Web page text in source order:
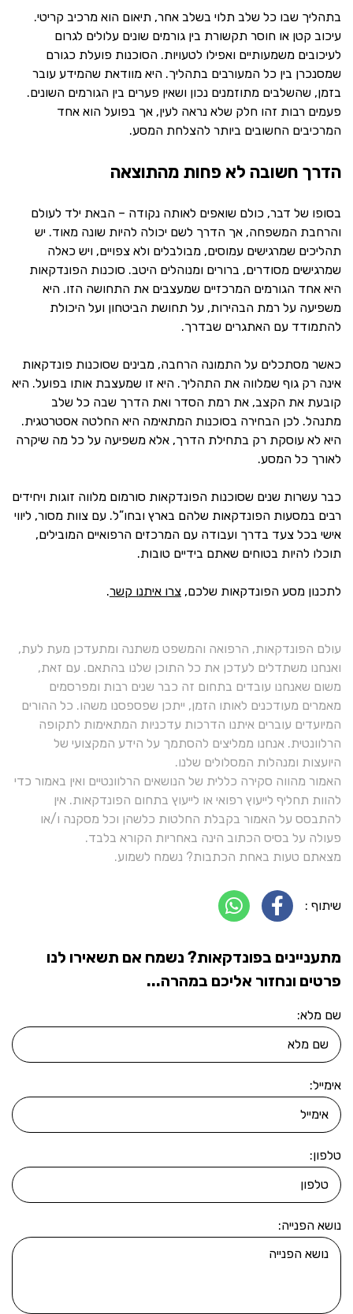
בתהליך שבו כל שלב תלוי בשלב אחר, תיאום הוא מרכיב קריטי.
עיכוב קטן או חוסר תקשורת בין גורמים שונים עלולים לגרום
לעיכובים משמעותיים ואפילו לטעויות. הסוכנות פועלת כגורם
שמסנכרן בין כל המעורבים בתהליך. היא מוודאת שהמידע עובר
בזמן, שהשלבים מתוזמנים נכון ושאין פערים בין הגורמים השונים.
פעמים רבות זהו חלק שלא נראה לעין, אך בפועל הוא אחד
המרכיבים החשובים ביותר להצלחת המסע.
הדרך חשובה לא פחות מהתוצאה
בסופו של דבר, כולם שואפים לאותה נקודה – הבאת ילד לעולם
והרחבת המשפחה, אך הדרך לשם יכולה להיות שונה מאוד. יש
תהליכים שמרגישים עמוסים, מבולבלים ולא צפויים, ויש כאלה
שמרגישים מסודרים, ברורים ומנוהלים היטב. סוכנות הפונדקאות
היא אחד הגורמים המרכזיים שמעצבים את התחושה הזו. היא
משפיעה על רמת הבהירות, על תחושת הביטחון ועל היכולת
להתמודד עם האתגרים שבדרך.
כאשר מסתכלים על התמונה הרחבה, מבינים שסוכנות פונדקאות
אינה רק גוף שמלווה את התהליך. היא זו שמעצבת אותו בפועל. היא
קובעת את הקצב, את רמת הסדר ואת הדרך שבה כל שלב
מתנהל. לכן הבחירה בסוכנות המתאימה היא החלטה אסטרטגית.
היא לא עוסקת רק בתחילת הדרך, אלא משפיעה על כל מה שיקרה
לאורך כל המסע.
כבר עשרות שנים שסוכנות הפונדקאות סורמום מלווה זוגות ויחידים
רבים במסעות הפונדקאות שלהם בארץ ובחו”ל. עם צוות מסור, ליווי
אישי בכל צעד בדרך ועבודה עם המרכזים הרפואיים המובילים,
תוכלו להיות בטוחים שאתם בידיים טובות.
לתכנון מסע הפונדקאות שלכם, צרו איתנו קשר.
עולם הפונדקאות, הרפואה והמשפט משתנה ומתעדכן מעת לעת,
ואנחנו משתדלים לעדכן את כל התוכן שלנו בהתאם. עם זאת,
משום שאנחנו עובדים בתחום זה כבר שנים רבות ומפרסמים
מאמרים מעודכנים לאותו הזמן, ייתכן שפספסנו משהו. כל ההורים
המיועדים עוברים איתנו הדרכות עדכניות המתאימות לתקופה
הרלוונטית. אנחנו ממליצים להסתמך על הידע המקצועי של
היועצות ומנהלות המסלולים שלנו.
האמור מהווה סקירה כללית של הנושאים הרלוונטיים ואין באמור כדי
להוות תחליף לייעוץ רפואי או לייעוץ בתחום הפונדקאות. אין
להתבסס על האמור בקבלת החלטות כלשהן וכל מסקנה ו/או
פעולה על בסיס הכתוב הינה באחריות הקורא בלבד.
מצאתם טעות באחת הכתבות? נשמח לשמוע.
שיתוף :
מתעניינים בפונדקאות? נשמח אם תשאירו לנו
פרטים ונחזור אליכם במהרה...
שם מלא:
אימייל:
טלפון:
נושא הפנייה: